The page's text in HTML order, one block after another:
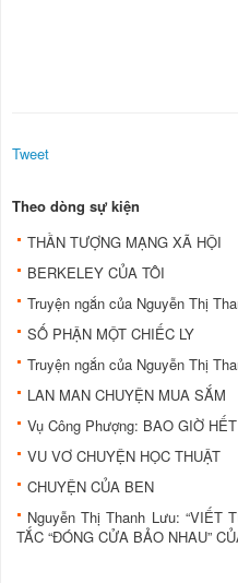
Tweet
Theo dòng sự kiện
THẦN TƯỢNG MẠNG XÃ HỘI
BERKELEY CỦA TÔI
Truyện ngắn của Nguyễn Thị
SỐ PHẬN MỘT CHIẾC LY
Truyện ngắn của Nguyễn Thị
LAN MAN CHUYỆN MUA SẮM
Vụ Công Phượng: BAO GIỜ
VU VƠ CHUYỆN HỌC THUẬT
CHUYỆN CỦA BEN
Nguyễn Thị Thanh Lưu: “VIẾT
TẮC “ĐÓNG CỬA BẢO NHAU”